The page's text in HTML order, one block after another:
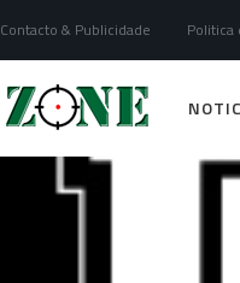
Contacto & Publicidade Politica